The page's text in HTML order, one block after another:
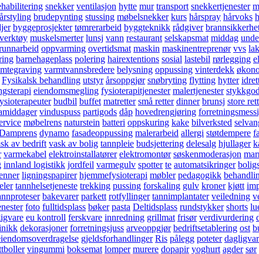
snekker ventilasjon hytte mur transport snekkertjenester
brudepynting stussing møbelsnekker kurs hårspray hårvoks
byggeprosjekter tømrerarbeid byggteknikk rådgiver
verktøy muskelsmerter lunsj vann restaurant selskapsmat middag
oppvarming overtidsmat maskin maskinentreprenør vvs
barnehageplass polering hairextentions sosial lastebil rørlegging
varmtvannsbredere belysning oppussing vinterdekk
Fysikalsk behandling utstyr årsoppgjør snøbryting flytting hytter
eiendomsmegling fysioterapitjenester malertjenester
budbil buffet matretter små retter dinner brunsj store
vinduspuss partigods dåp hovedrengjøring
møbelrens naturstein batteri oppskuring kake bilverksted
dynamo fasadeoppussing malerarbeid allergi støtdempere
av bedrift vask av bolig tannpleie budsjettering delesalg hjullager
varmekabel elektroinstallatører elektromontør søskenmoderasjon
innland logistikk jordfeil varmegulv spotter te automatsikringer
ligningspapirer hjemmefysioterapi møbler pedagogikk
tannhelsetjeneste trekking pussing forskaling gulv kroner kjøtt
bakevarer parkett rotfyllinger tannimplantater veiledning
foto fulltidsplass bøker pasta Deltidsplass rundstykker shorts
eu kontroll ferskvare innredning grillmat frisør verdivurdering
dekorasjoner forretningsjuss arveoppgjør bedriftsetablering ost
gjeldsforhandlinger Ris pålegg poteter
vingummi boksemat lomper murere dopapir yoghurt agder sør